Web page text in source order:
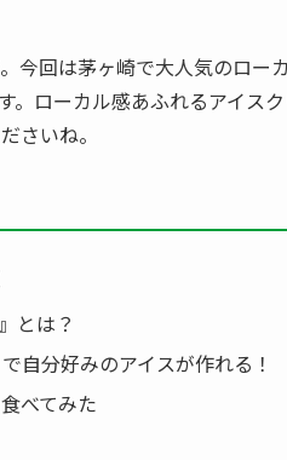
今回は茅ヶ崎で大人気のロー
。ローカル感あふれるアイス
さいね。
とは？
自分好みのアイスが作れる！
べてみた